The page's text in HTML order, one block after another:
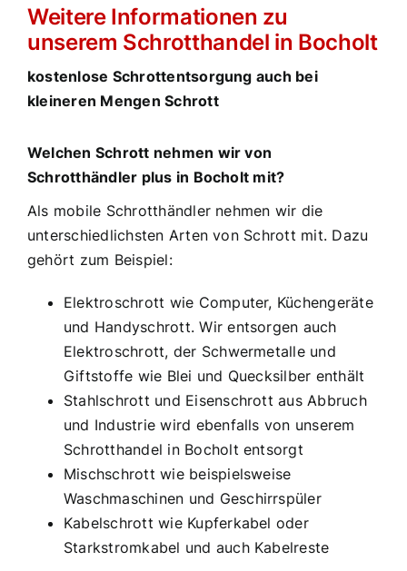
Weitere Informationen zu
unserem Schrotthandel in Bocholt
kostenlose Schrottentsorgung auch bei
kleineren Mengen Schrott
Welchen Schrott nehmen wir von
Schrotthändler plus in Bocholt mit?
Als mobile Schrotthändler nehmen wir die
unterschiedlichsten Arten von Schrott mit. Dazu
gehört zum Beispiel:
Elektroschrott wie Computer, Küchengeräte
und Handyschrott. Wir entsorgen auch
Elektroschrott, der Schwermetalle und
Giftstoffe wie Blei und Quecksilber enthält
Stahlschrott und Eisenschrott aus Abbruch
und Industrie wird ebenfalls von unserem
Schrotthandel in Bocholt entsorgt
Mischschrott wie beispielsweise
Waschmaschinen und Geschirrspüler
Kabelschrott wie Kupferkabel oder
Starkstromkabel und auch Kabelreste